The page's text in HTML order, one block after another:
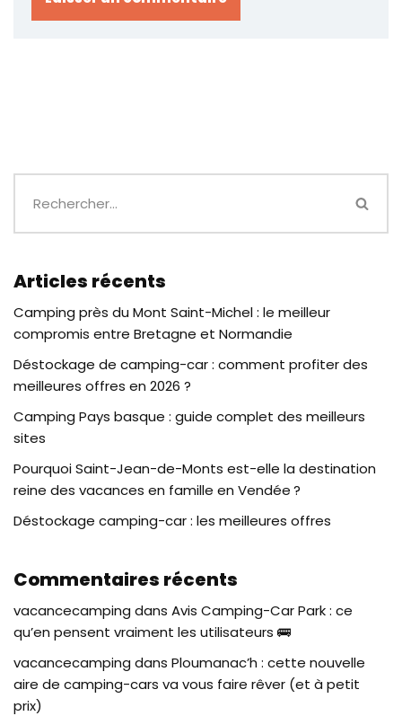
Articles récents
Camping près du Mont Saint-Michel : le meilleur
compromis entre Bretagne et Normandie
Déstockage de camping-car : comment profiter des
meilleures offres en 2026 ?
Camping Pays basque : guide complet des meilleurs
sites
Pourquoi Saint-Jean-de-Monts est-elle la destination
reine des vacances en famille en Vendée ?
Déstockage camping-car : les meilleures offres
Commentaires récents
vacancecamping dans Avis Camping-Car Park : ce
qu’en pensent vraiment les utilisateurs 🚌
vacancecamping dans Ploumanac’h : cette nouvelle
aire de camping-cars va vous faire rêver (et à petit
prix)